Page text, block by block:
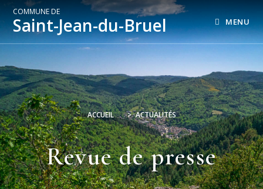
COMMUNE DE
Saint-Jean-du-Bruel MENU
ACCUEIL > ACTUALITÉS
Revue de presse